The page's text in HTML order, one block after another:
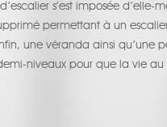
s’est imposée d’elle-
permettant à un
une véranda ainsi qu’une
niveaux pour que la vie au